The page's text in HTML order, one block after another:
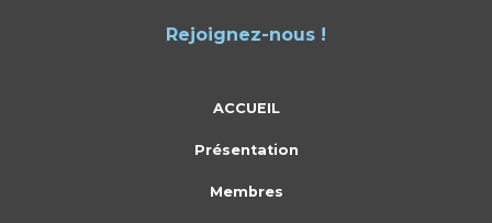
Rejoignez-nous !
ACCUEIL
Présentation
Membres